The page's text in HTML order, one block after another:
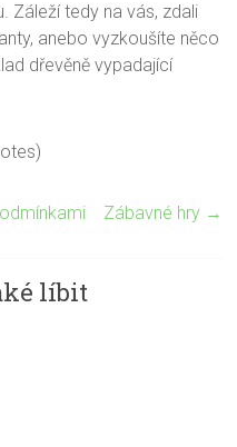
Záleží tedy na vás, zdali
anebo vyzkoušíte něco
dřevěně vypadající
Zábavné hry →
líbit